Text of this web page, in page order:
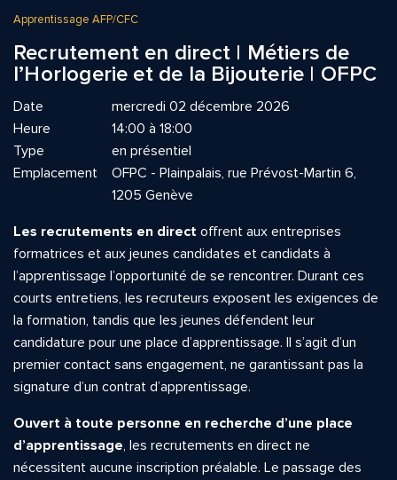
Apprentissage AFP/CFC
Recrutement en direct | Métiers de
l’Horlogerie et de la Bijouterie | OFPC
Date
mercredi 02 décembre 2026
Heure
14:00 à 18:00
Type
en présentiel
Emplacement
OFPC - Plainpalais, rue Prévost-Martin 6,
1205 Genève
Les recrutements en direct offrent aux entreprises
formatrices et aux jeunes candidates et candidats à
l’apprentissage l’opportunité de se rencontrer. Durant ces
courts entretiens, les recruteurs exposent les exigences de
la formation, tandis que les jeunes défendent leur
candidature pour une place d’apprentissage. Il s’agit d’un
premier contact sans engagement, ne garantissant pas la
signature d’un contrat d’apprentissage.
Ouvert à toute personne en recherche d’une place
d’apprentissage, les recrutements en direct ne
nécessitent aucune inscription préalable. Le passage des